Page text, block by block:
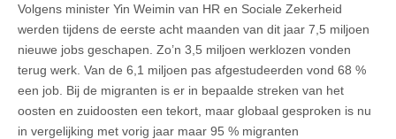
Volgens minister Yin Weimin van HR en Sociale Zekerheid
werden tijdens de eerste acht maanden van dit jaar 7,5 miljoen
nieuwe jobs geschapen. Zo’n 3,5 miljoen werklozen vonden
terug werk. Van de 6,1 miljoen pas afgestudeerden vond 68 %
een job. Bij de migranten is er in bepaalde streken van het
oosten en zuidoosten een tekort, maar globaal gesproken is nu
in vergelijking met vorig jaar maar 95 % migranten